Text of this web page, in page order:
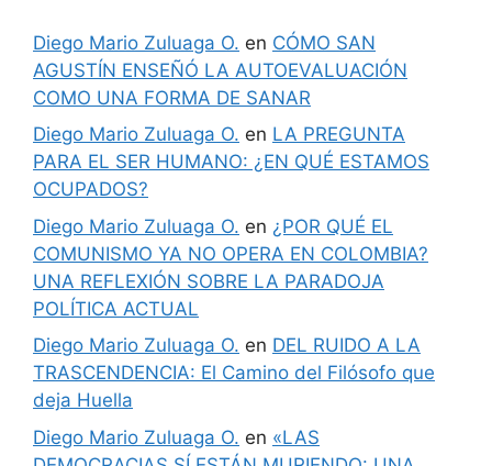
Diego Mario Zuluaga O. en CÓMO SAN
AGUSTÍN ENSEÑÓ LA AUTOEVALUACIÓN
COMO UNA FORMA DE SANAR
Diego Mario Zuluaga O. en LA PREGUNTA
PARA EL SER HUMANO: ¿EN QUÉ ESTAMOS
OCUPADOS?
Diego Mario Zuluaga O. en ¿POR QUÉ EL
COMUNISMO YA NO OPERA EN COLOMBIA?
UNA REFLEXIÓN SOBRE LA PARADOJA
POLÍTICA ACTUAL
Diego Mario Zuluaga O. en DEL RUIDO A LA
TRASCENDENCIA: El Camino del Filósofo que
deja Huella
Diego Mario Zuluaga O. en «LAS